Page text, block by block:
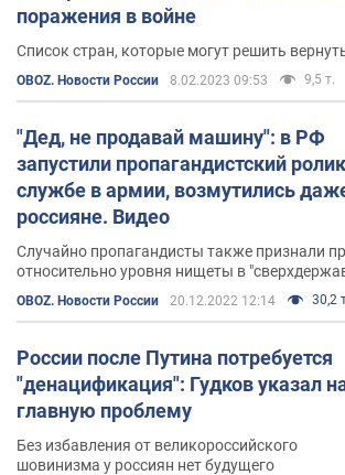
поражения в войне
Список стран, которые могут решить
OBOZ. Новости России 8.02.2023 09:53 9,5 т.
"Дед, не продавай машину": в РФ
запустили пропагандистский
службе в армии, возмутились
россияне. Видео
Случайно пропагандисты также признали
относительно уровня нищеты в
OBOZ. Новости России 20.12.2022 12:14 30,2
России после Путина потребуется
"денацификация": Гудков указал
главную проблему
Без избавления от великороссийского
шовинизма у россиян нет будущего